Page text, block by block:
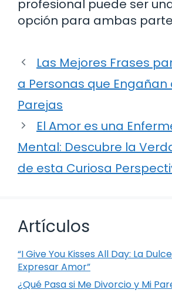
profesional puede ser
opción para ambas
Las Mejores Frases
a Personas que Engañan
Parejas
El Amor es una
Mental: Descubre la
de esta Curiosa
Artículos
“I Give You Kisses All Day: La
Expresar Amor”
¿Qué Pasa si Me Divorcio y Mi